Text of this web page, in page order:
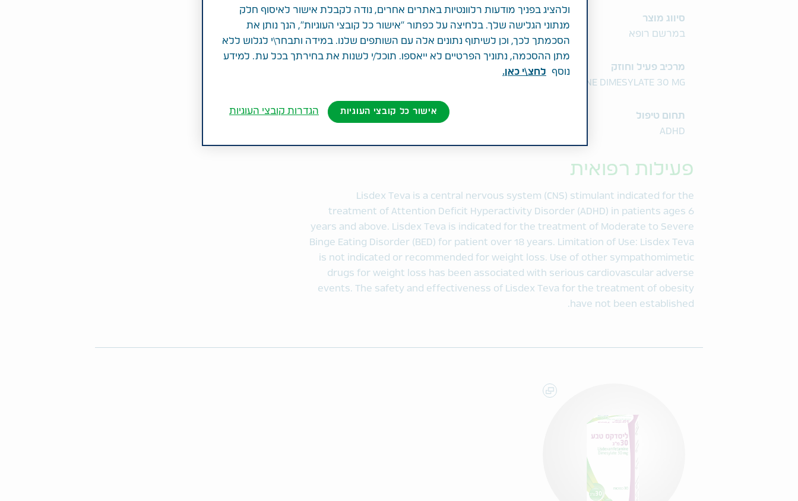
סיווג מוצר
במרשם רופא
מרכיב פעיל וחוזק
LISDEXAMFETAMINE DIMESYLATE 30 MG
תחום טיפול
ADHD
פעילות רפואית
Lisdex Teva is a central nervous system (CNS) stimulant indicated for the
treatment of Attention Deficit Hyperactivity Disorder (ADHD) in patients ages 6
years and above. Lisdex Teva is indicated for the treatment of Moderate to Severe
Binge Eating Disorder (BED) for patient over 18 years. Limitation of Use: Lisdex Teva
is not indicated or recommended for weight loss. Use of other sympathomimetic
drugs for weight loss has been associated with serious cardiovascular adverse
events. The safety and effectiveness of Lisdex Teva for the treatment of obesity
have not been established.
ולהציג בפניך מודעות רלוונטיות באתרים אחרים, נודה לקבלת אישור לאיסוף חלק
מנתוני הגלישה שלך. בלחיצה על כפתור "אישור כל קובצי העוגיות", הנך נותן את
הסכמתך לכך, וכן לשיתוף נתונים אלה עם השותפים שלנו. במידה ותבחר\י לגלוש ללא
מתן ההסכמה, נתוניך הפרטיים לא ייאספו. תוכל/י לשנות את בחירתך בכל עת. למידע
נוסף
לחצ\י כאן.
אישור כל קובצי העוגיות הגדרות קובצי העוגיות